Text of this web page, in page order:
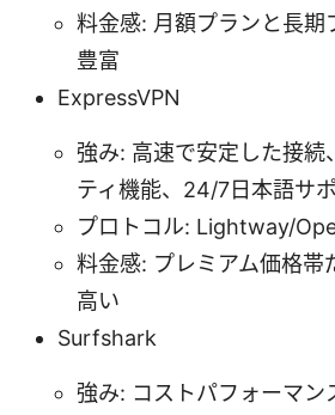
料金感: 月額プランと長期
豊富
ExpressVPN
強み: 高速で安定した接続
ティ機能、24/7日本語サ
プロトコル: Lightway/
料金感: プレミアム価格帯
高い
Surfshark
強み: コストパフォーマン